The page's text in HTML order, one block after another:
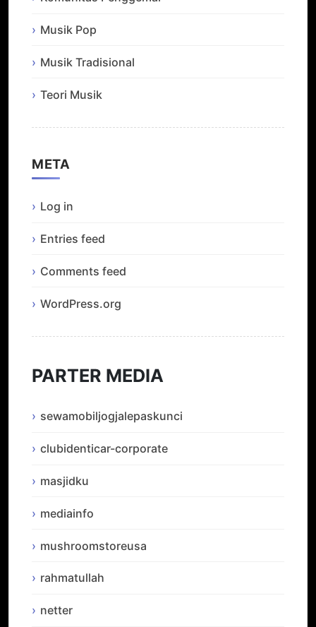
Musik Pop
Musik Tradisional
Teori Musik
META
Log in
Entries feed
Comments feed
WordPress.org
PARTER MEDIA
sewamobiljogjalepaskunci
clubidenticar-corporate
masjidku
mediainfo
mushroomstoreusa
rahmatullah
netter